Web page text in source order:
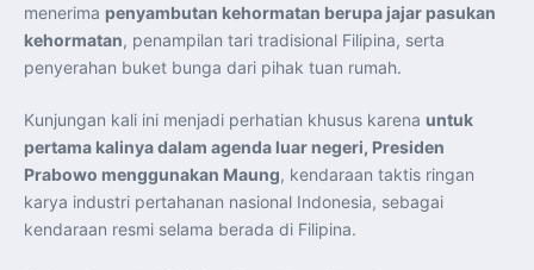
Perkuat Kerja Sama Repatriasi Artefak Budaya
Menteri PKP dan Ketua DEN Perkuat Kolaborasi
Teknologi, Data, dan Pembiayaan Demi Percepatan
Program 3 Juta Rumah
Pendaftaran MagangHub Angkatan II Batch 1 Dibuka
dan Sertifikasi Kompetensi
KASAU Bekali 154 Perwira Remaja AAU 2026, Tekankan
Integritas dan Profesionalisme sebagai Bekal
Pengabdian
Menlu Sugiono Dorong Kemitraan ASEAN–Inggris yang
Lebih Erat Hadapi Tantangan Global
Indonesia Dorong ASEAN dan Uni Eropa Perkuat
Stabilitas Global melalui Kemitraan Strategis
menerima penyambutan kehormatan berupa jajar pasukan
kehormatan, penampilan tari tradisional Filipina, serta
penyerahan buket bunga dari pihak tuan rumah.
Kunjungan kali ini menjadi perhatian khusus karena untuk
pertama kalinya dalam agenda luar negeri, Presiden
Prabowo menggunakan Maung, kendaraan taktis ringan
karya industri pertahanan nasional Indonesia, sebagai
kendaraan resmi selama berada di Filipina.